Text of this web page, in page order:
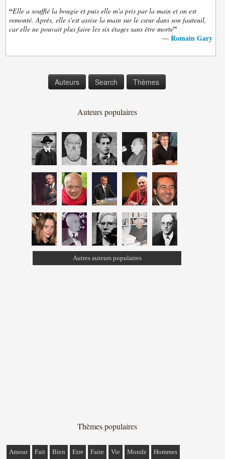
“Elle a soufflé la bougie et puis elle m'a pris par la main et on est
remonté. Après, elle s'est assise la main sur le cœur dans son fauteuil,
car elle ne pouvait plus faire les six étages sans être morte”
— Romain Gary
Auteurs Search Thèmes
Auteurs populaires
Autres auteurs populaires
Thèmes populaires
Amour Fait Bien Etre Faire Vie Monde Hommes